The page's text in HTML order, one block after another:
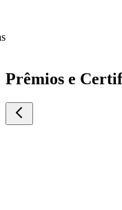
Prêmios e